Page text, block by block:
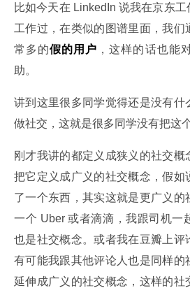
比如今天在 LinkedIn 说我在京东
工作过，在类似的图谱里面，我们
常多的假的用户 ，这样的话也能
助。
讲到这里很多同学觉得还是没有什
做社交，这就是很多同学没有把这
刚才我讲的都定义成狭义的社交
把它定义成广义的社交概念，假如
了一个东西，其实这就是更广义的
一个 Uber 或者滴滴，我跟司机一
也是社交概念。或者我在豆瓣上评
有可能我跟其他评论人也是同样的
延伸成广义的社交概念，这样的社